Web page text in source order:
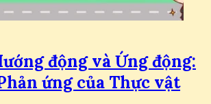
động và Ứng động:
ứng của Thực vật